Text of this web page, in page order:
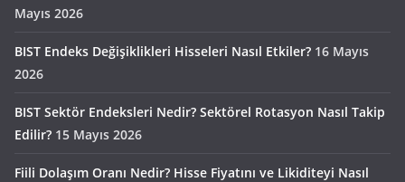
Mayıs 2026
BIST Endeks Değişiklikleri Hisseleri Nasıl Etkiler? 16 Mayıs
2026
BIST Sektör Endeksleri Nedir? Sektörel Rotasyon Nasıl Takip
Edilir? 15 Mayıs 2026
Fiili Dolaşım Oranı Nedir? Hisse Fiyatını ve Likiditeyi Nasıl